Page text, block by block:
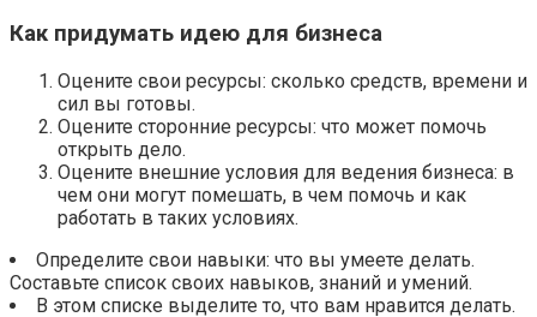
Как придумать идею для бизнеса
Оцените свои ресурсы: сколько средств, времени и
сил вы готовы.
Оцените сторонние ресурсы: что может помочь
открыть дело.
Оцените внешние условия для ведения бизнеса: в
чем они могут помешать, в чем помочь и как
работать в таких условиях.
Определите свои навыки: что вы умеете делать.
Составьте список своих навыков, знаний и умений.
В этом списке выделите то, что вам нравится делать.